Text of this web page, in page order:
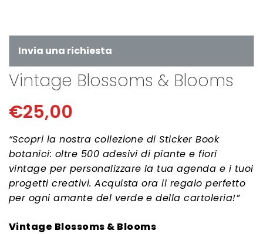
Invia una richiesta
Vintage Blossoms & Blooms
€25,00
“Scopri la nostra collezione di Sticker Book
botanici: oltre 500 adesivi di piante e fiori
vintage per personalizzare la tua agenda e i tuoi
progetti creativi. Acquista ora il regalo perfetto
per ogni amante del verde e della cartoleria!”
Vintage Blossoms & Blooms